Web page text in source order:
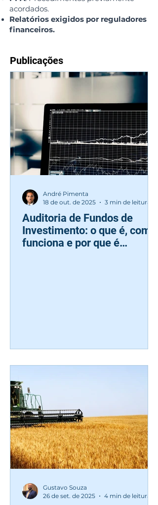
acordados.
Relatórios exigidos por reguladores
financeiros.
Publicações
Auditoria de Fundos de
Investimento: o que é, como
funciona e por que é
André Pimenta
18 de out. de 2025
3 min de leitura
Gustavo Souza
26 de set. de 2025
4 min de leitura